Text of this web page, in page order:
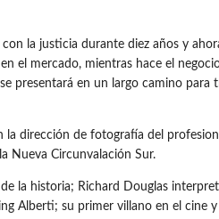
la justicia durante diez años y
el mercado, mientras hace el
presentará en un largo camino para
dirección de fotografía del
Nueva Circunvalación Sur.
la historia; Richard Douglas
Alberti; su primer villano en el cine y